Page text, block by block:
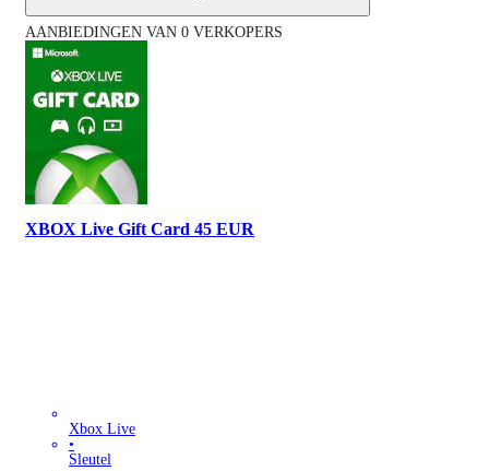
AANBIEDINGEN VAN 0 VERKOPERS
XBOX Live Gift Card 45 EUR
Xbox Live
•
Sleutel